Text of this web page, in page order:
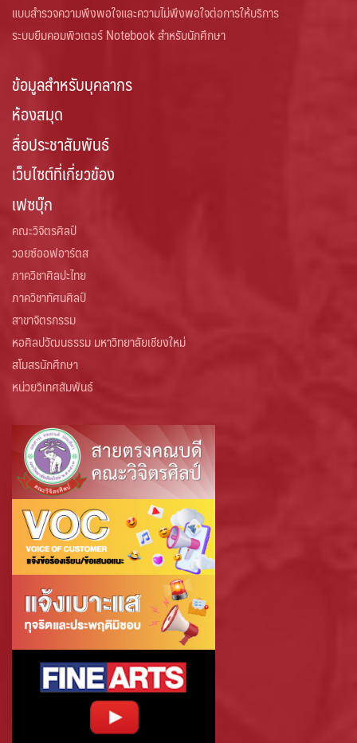
แบบสำรวจความพึงพอใจและความไม่พึงพอใจต่อการให้บริการ
ระบบยืมคอมพิวเตอร์ Notebook สำหรับนักศึกษา
ข้อมูลสำหรับบุคลากร
ห้องสมุด
สื่อประชาสัมพันธ์
เว็บไซต์ที่เกี่ยวข้อง
เฟซบุ๊ก
คณะวิจิตรศิลป์
วอยซ์ออฟอาร์ตส
ภาควิชาศิลปะไทย
ภาควิชาทัศนศิลป์
สาขาจิตรกรรม
หอศิลปวัฒนธรรม มหาวิทยาลัยเชียงใหม่
สโมสรนักศึกษา
หน่วยวิเทศสัมพันธ์